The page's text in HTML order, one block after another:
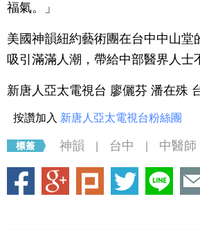
福氣。」
美國神韻紐約藝術團在台中中山堂
吸引滿滿人潮，帶給中部醫界人士
新唐人亞太電視台 廖儷芬 潘在殊
按讚加入 新唐人亞太電視台粉絲團
神韻 台中 中醫師